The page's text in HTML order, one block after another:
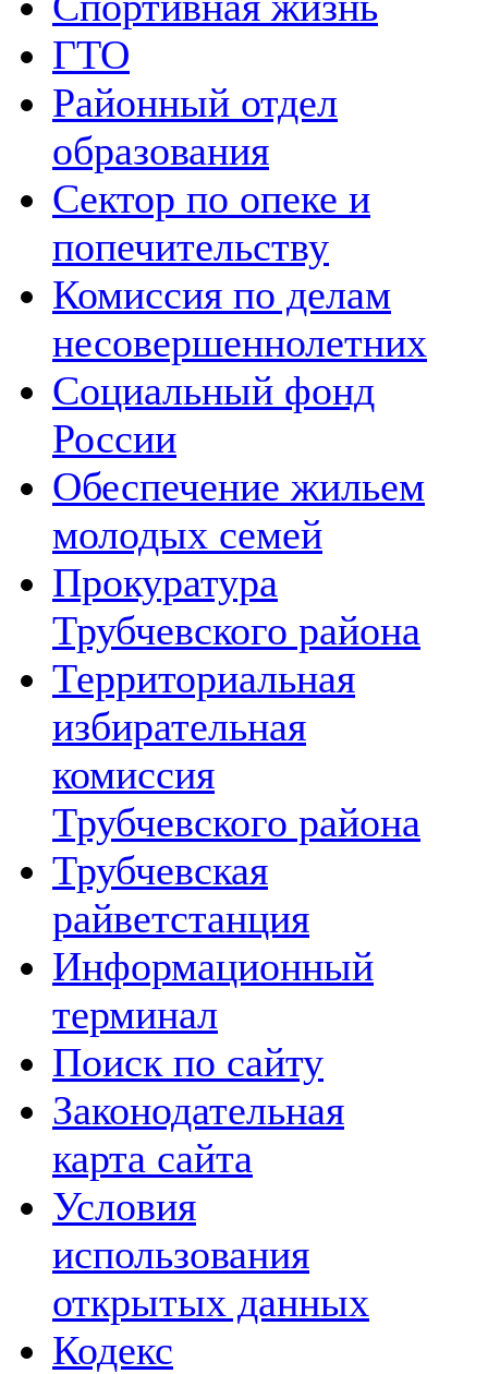
ГТО
Районный отдел
образования
Сектор по опеке и
попечительству
Комиссия по делам
несовершеннолетних
Социальный фонд
России
Обеспечение жильем
молодых семей
Прокуратура
Трубчевского района
Территориальная
избирательная
комиссия
Трубчевского района
Трубчевская
райветстанция
Информационный
терминал
Поиск по сайту
Законодательная
карта сайта
Условия
использования
открытых данных
Кодекс